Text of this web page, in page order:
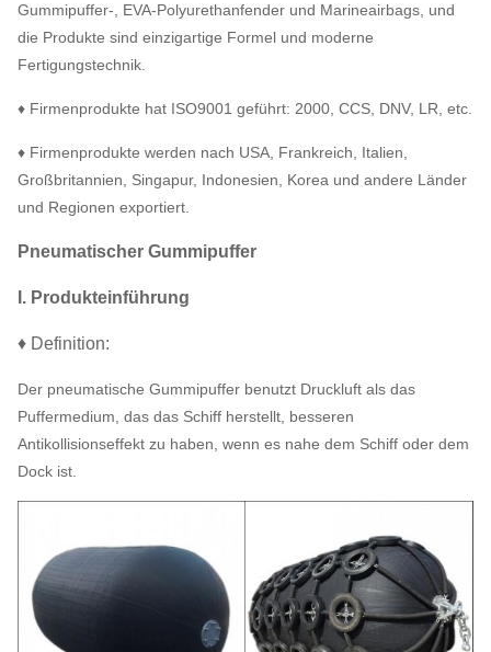
Gummipuffer-, EVA-Polyurethanfender und Marineairbags, und
die Produkte sind einzigartige Formel und moderne
Fertigungstechnik.
♦ Firmenprodukte hat ISO9001 geführt: 2000, CCS, DNV, LR, etc.
♦ Firmenprodukte werden nach USA, Frankreich, Italien,
Großbritannien, Singapur, Indonesien, Korea und andere Länder
und Regionen exportiert.
Pneumatischer Gummipuffer
I. Produkteinführung
♦ Definition:
Der pneumatische Gummipuffer benutzt Druckluft als das
Puffermedium, das das Schiff herstellt, besseren
Antikollisionseffekt zu haben, wenn es nahe dem Schiff oder dem
Dock ist.